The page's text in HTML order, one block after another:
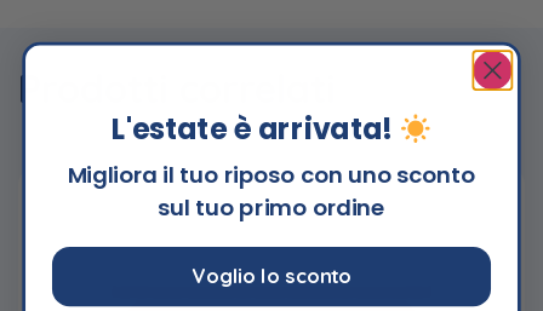
Prodotti correlati
L'estate è arrivata!
Migliora il tuo riposo con uno sconto
sul tuo primo ordine
Voglio lo sconto